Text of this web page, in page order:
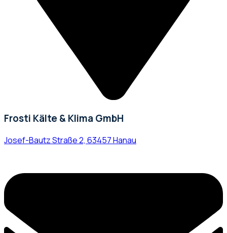
Frosti Kälte & Klima GmbH
Josef-Bautz Straße 2, 63457 Hanau